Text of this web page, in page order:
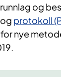
og
og protokoll
nye